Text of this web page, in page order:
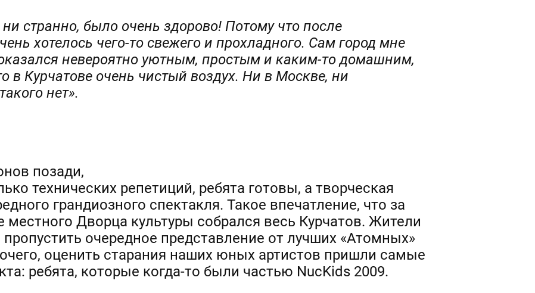
странно, было очень здорово! Потому что после
хотелось чего-то свежего и прохладного. Сам город мне
невероятно уютным, простым и каким-то домашним,
в Курчатове очень чистый воздух. Ни в Москве, ни
нет».
позади,
технических репетиций, ребята готовы, а творческая
грандиозного спектакля. Такое впечатление, что за
Дворца культуры собрался весь Курчатов. Жители
очередное представление от лучших «Атомных»
оценить старания наших юных артистов пришли самые
ребята, которые когда-то были частью NucKids 2009.